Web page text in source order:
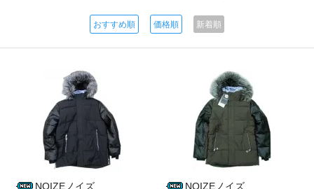
おすすめ順 価格順 新着順
NOIZEノイズ
NOIZEノイズ